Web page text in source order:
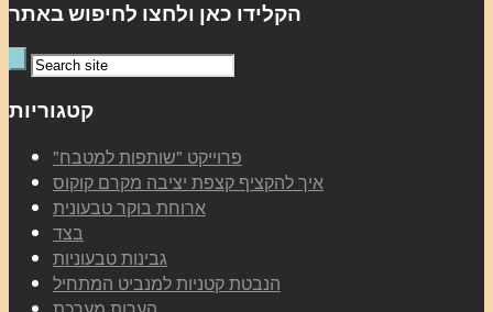
הקלידו כאן ולחצו לחיפוש באתר
קטגוריות
"פרוייקט "שותפות למטבח
איך להקציף קצפת יציבה מקרם קוקוס
ארוחת בוקר טבעונית
בצד
גבינות טבעוניות
הנבטת קטניות למנביט המתחיל